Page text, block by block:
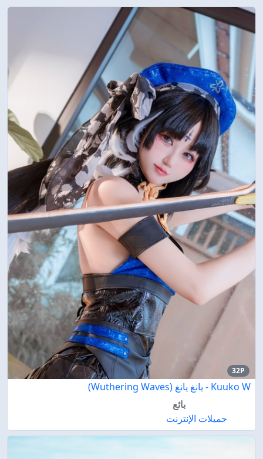
32P
Kuuko W - يانغ يانغ (Wuthering Waves)
بائع
جميلات الإنترنت